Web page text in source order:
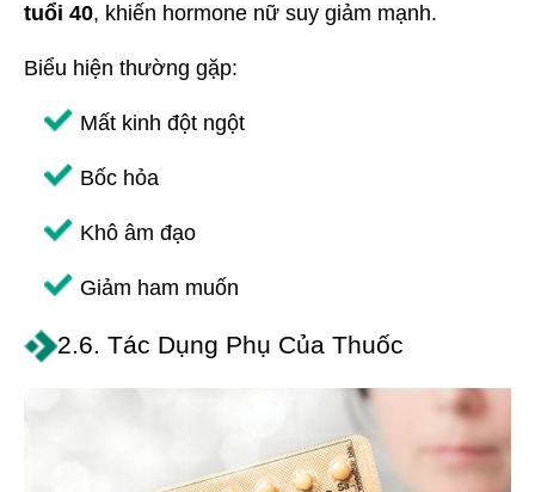
tuổi 40, khiến hormone nữ suy giảm mạnh.
Biểu hiện thường gặp:
Mất kinh đột ngột
Bốc hỏa
Khô âm đạo
Giảm ham muốn
2.6. Tác Dụng Phụ Của Thuốc